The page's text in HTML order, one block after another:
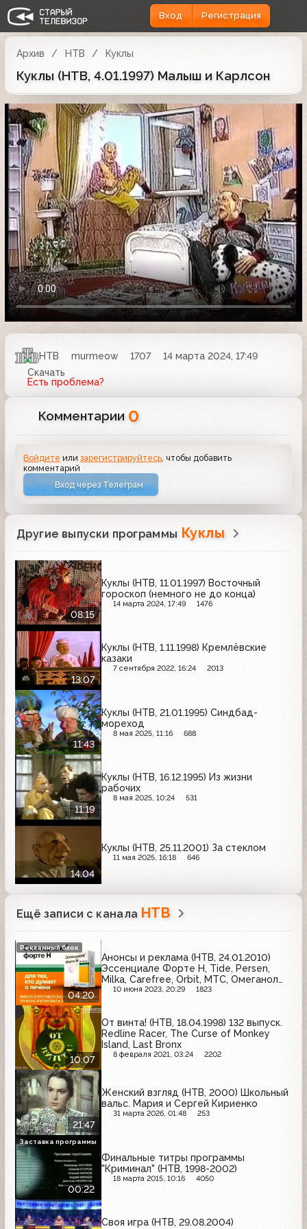
Вход Регистрация
Архив НТВ Куклы
Куклы (НТВ, 4.01.1997) Малыш и Карлсон
НТВ murmeow 1707
14 марта 2024, 17:49
Скачать
Есть проблема?
Комментарии 0
Войдите илизарегистрируйтесь, чтобы добавить
комментарий
Вход через Телеграм
Другие выпуски программы Куклы
08:15
Куклы (НТВ, 11.01.1997) Восточный
гороскоп (немного не до конца)
14 марта 2024, 17:49 1476
13:07
Куклы (НТВ, 1.11.1998) Кремлёвские
казаки
7 сентября 2022, 16:24 2013
11:43
Куклы (НТВ, 21.01.1995) Синдбад-
мореход
8 мая 2025, 11:16 688
11:19
Куклы (НТВ, 16.12.1995) Из жизни
рабочих
8 мая 2025, 10:24 531
14:04
Куклы (НТВ, 25.11.2001) За стеклом
11 мая 2025, 16:18 646
Ещё записи с канала НТВ
04:20
Анонсы и реклама (НТВ, 24.01.2010)
Эссенциале Форте Н, Tide, Persen,
Milka, Carefree, Orbit, МТС, Омеганол
Vision, Nokia, Ново-Пассит
10 июня 2023, 20:29 1823
Рекламный блок
10:07
От винта! (НТВ, 18.04.1998) 132 выпуск.
Redline Racer, The Curse of Monkey
Island, Last Bronx
8 февраля 2021, 03:24 2202
21:47
Женский взгляд (НТВ, 2000) Школьный
вальс. Мария и Сергей Кириенко
31 марта 2026, 01:48 253
00:22
Финальные титры программы
"Криминал" (НТВ, 1998-2002)
18 марта 2015, 10:16 4050
Заставка программы
Своя игра (НТВ, 29.08.2004)